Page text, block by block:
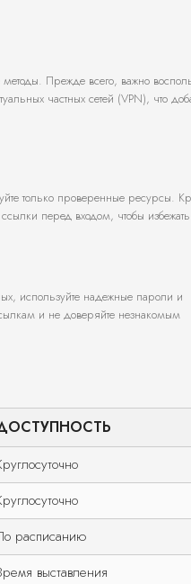
Прежде всего, важно
частных сетей (VPN), что
только проверенные ресурсы.
перед входом, чтобы
используйте надежные пароли и
и не доверяйте незнакомым
расписанию
выставления